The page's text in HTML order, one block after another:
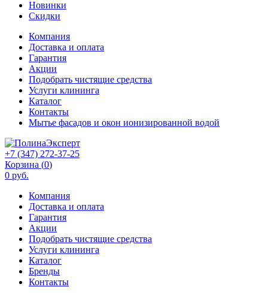
Новинки
Скидки
Компания
Доставка и оплата
Гарантия
Акции
Подобрать чистящие средства
Услуги клининга
Каталог
Контакты
Мытье фасадов и окон ионизированной водой
+7 (347) 272-37-25
Корзина (0)
0 руб.
Компания
Доставка и оплата
Гарантия
Акции
Подобрать чистящие средства
Услуги клининга
Каталог
Бренды
Контакты